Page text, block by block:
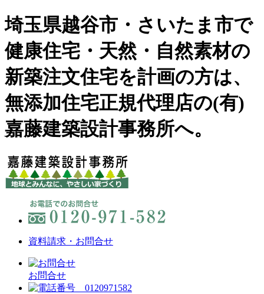
埼玉県越谷市・さいたま市で
健康住宅・天然・自然素材の
新築注文住宅を計画の方は、
無添加住宅正規代理店の(有)
嘉藤建築設計事務所へ。
資料請求・お問合せ
お問合せ